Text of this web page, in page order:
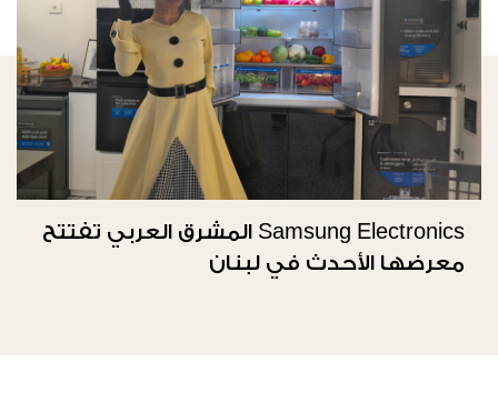
Samsung Electronics المشرق العربي تفتتح
معرضها الأحدث في لبنان